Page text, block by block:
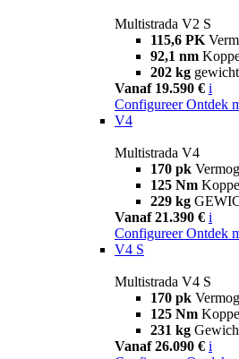
Multistrada V2 S
115,6 PK
92,1 nm
202 kg gewicht
Vanaf 19.590 € i
Configureer Ontdek
V4
Multistrada V4
170 pk
125 Nm
229 kg
Vanaf 21.390 € i
Configureer Ontdek
V4 S
Multistrada V4 S
170 pk
125 Nm
231 kg
Vanaf 26.090 € i